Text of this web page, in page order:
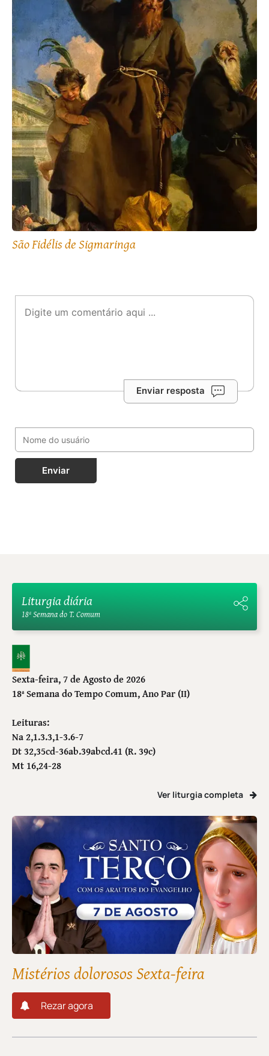
São Fidélis de Sigmaringa
Enviar resposta
Enviar
Liturgia diária
18ª Semana do T. Comum
Sexta-feira, 7 de Agosto de 2026
18ª Semana do Tempo Comum, Ano Par (II)
Leituras:
Na 2,1.3.3,1-3.6-7
Dt 32,35cd-36ab.39abcd.41 (R. 39c)
Mt 16,24-28
Ver liturgia completa
Mistérios dolorosos Sexta-feira
Rezar agora